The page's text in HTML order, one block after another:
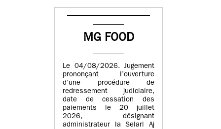
MG FOOD
Le 04/08/2026. Jugement
prononçant l’ouverture
d’une procédure de
redressement judiciaire,
date de cessation des
paiements le 20 juillet
2026, désignant
administrateur la Selarl Aj